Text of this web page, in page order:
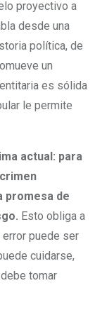
proyectivo a
desde una
política, de
un
es sólida
le permite
actual: para
promesa de
Esto obliga a
error puede ser
cuidarse,
tomar